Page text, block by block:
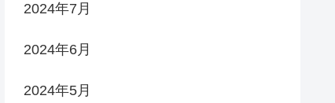
2024年7月
2024年6月
2024年5月